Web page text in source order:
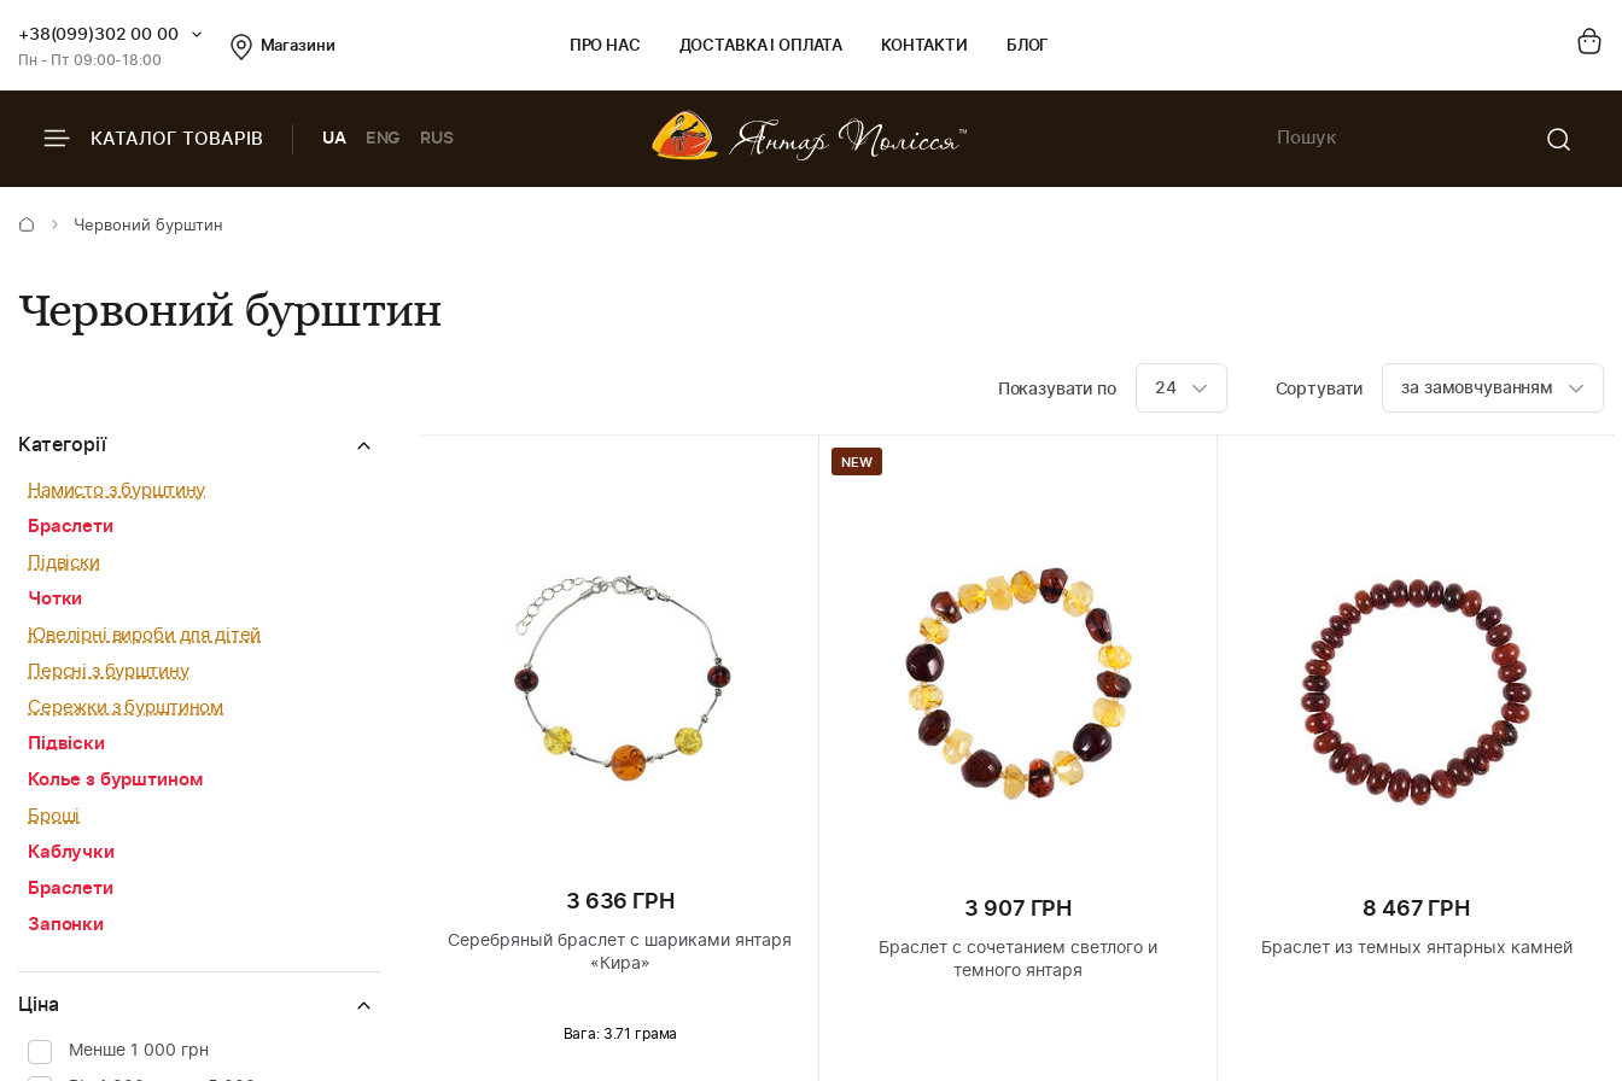
+38(099)302 00 00
Пн - Пт 09:00-18:00
Магазини ПРО НАС ДОСТАВКА І ОПЛАТА КОНТАКТИ БЛОГ
КАТАЛОГ ТОВАРІВ UA ENG RUS
Червоний бурштин
Червоний бурштин
Показувати по 24 Сортувати за замовчуванням
Категорії
Намисто з бурштину
Браслети
Підвіски
Чотки
Ювелірні вироби для дітей
Персні з бурштину
Сережки з бурштином
Підвіски
Колье з бурштином
Броші
Каблучки
Браслети
Запонки
Ціна
Менше 1 000 грн
3 636 ГРН
Серебряный браслет с шариками янтаря
«Кира»
Вага: 3.71 грама
NEW
3 907 ГРН
Браслет с сочетанием светлого и
темного янтаря
8 467 ГРН
Браслет из темных янтарных камней